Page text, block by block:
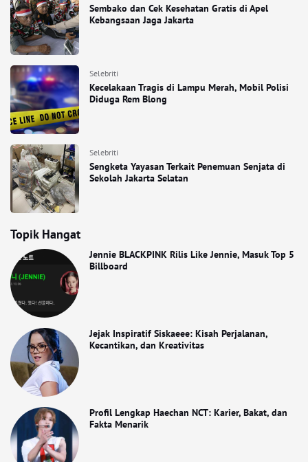
Sembako dan Cek Kesehatan Gratis di Apel
Kebangsaan Jaga Jakarta
Selebriti
Kecelakaan Tragis di Lampu Merah, Mobil Polisi
Diduga Rem Blong
Selebriti
Sengketa Yayasan Terkait Penemuan Senjata di
Sekolah Jakarta Selatan
Topik Hangat
Jennie BLACKPINK Rilis Like Jennie, Masuk Top 5
Billboard
Jejak Inspiratif Siskaeee: Kisah Perjalanan,
Kecantikan, dan Kreativitas
Profil Lengkap Haechan NCT: Karier, Bakat, dan
Fakta Menarik